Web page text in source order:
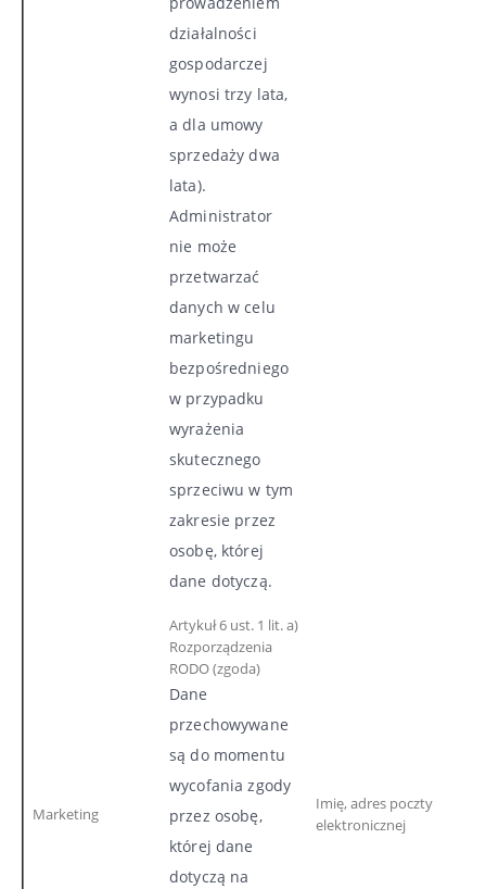
działalności
gospodarczej
wynosi trzy lata,
a dla umowy
sprzedaży dwa
lata).
Administrator
nie może
przetwarzać
danych w celu
marketingu
bezpośredniego
w przypadku
wyrażenia
skutecznego
sprzeciwu w tym
zakresie przez
osobę, której
dane dotyczą.
Marketing
Artykuł 6 ust. 1 lit. a)
Rozporządzenia
RODO (zgoda)
Dane
przechowywane
są do momentu
wycofania zgody
przez osobę,
której dane
dotyczą na
Imię, adres poczty
elektronicznej